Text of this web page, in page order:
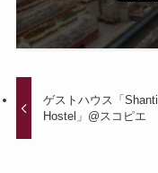
ゲストハウス「Shanti
Hostel」@スコピエ